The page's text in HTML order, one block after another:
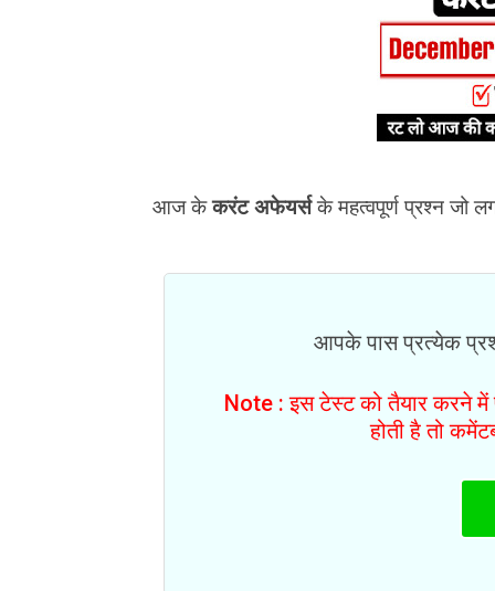
आज केकरंट अफेयर्सके महत्वपूर्ण प्रश्न जो
आपके पास प्रत्येक
Note : इस टेस्ट को तैयार करने में
होती है तो